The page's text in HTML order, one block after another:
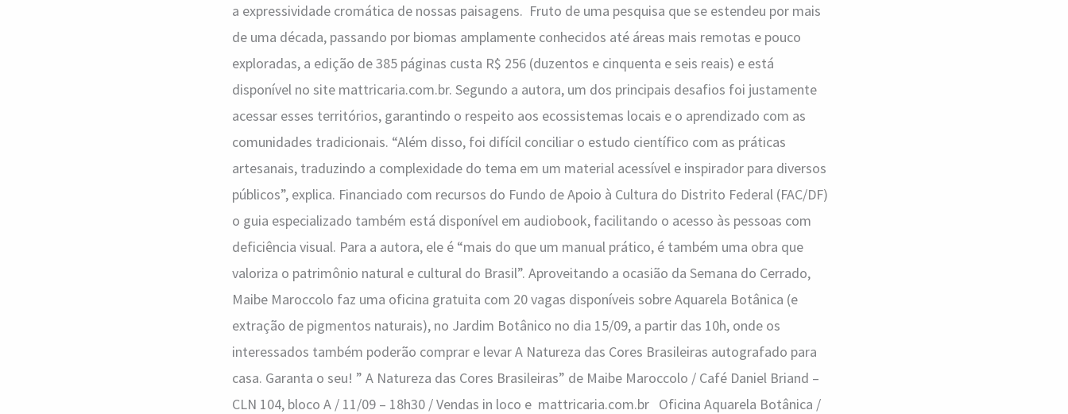
a expressividade cromática de nossas paisagens. Fruto de uma pesquisa que se estendeu por mais
de uma década, passando por biomas amplamente conhecidos até áreas mais remotas e pouco
exploradas, a edição de 385 páginas custa R$ 256 (duzentos e cinquenta e seis reais) e está
disponível no site mattricaria.com.br. Segundo a autora, um dos principais desafios foi justamente
acessar esses territórios, garantindo o respeito aos ecossistemas locais e o aprendizado com as
comunidades tradicionais. “Além disso, foi difícil conciliar o estudo científico com as práticas
artesanais, traduzindo a complexidade do tema em um material acessível e inspirador para diversos
públicos”, explica. Financiado com recursos do Fundo de Apoio à Cultura do Distrito Federal (FAC/DF)
o guia especializado também está disponível em audiobook, facilitando o acesso às pessoas com
deficiência visual. Para a autora, ele é “mais do que um manual prático, é também uma obra que
valoriza o patrimônio natural e cultural do Brasil”. Aproveitando a ocasião da Semana do Cerrado,
Maibe Maroccolo faz uma oficina gratuita com 20 vagas disponíveis sobre Aquarela Botânica (e
extração de pigmentos naturais), no Jardim Botânico no dia 15/09, a partir das 10h, onde os
interessados também poderão comprar e levar A Natureza das Cores Brasileiras autografado para
casa. Garanta o seu! ” A Natureza das Cores Brasileiras” de Maibe Maroccolo / Café Daniel Briand –
CLN 104, bloco A / 11/09 – 18h30 / Vendas in loco e mattricaria.com.br Oficina Aquarela Botânica /